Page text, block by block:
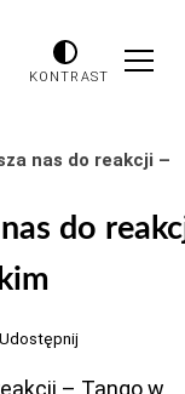
KONTRAST
nas do reakcji –
do
Udostępnij